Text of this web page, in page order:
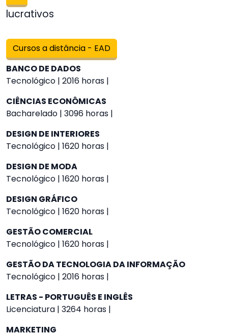
lucrativos
Cursos a distância - EAD
BANCO DE DADOS
Tecnológico | 2016 horas |
CIÊNCIAS ECONÔMICAS
Bacharelado | 3096 horas |
DESIGN DE INTERIORES
Tecnológico | 1620 horas |
DESIGN DE MODA
Tecnológico | 1620 horas |
DESIGN GRÁFICO
Tecnológico | 1620 horas |
GESTÃO COMERCIAL
Tecnológico | 1620 horas |
GESTÃO DA TECNOLOGIA DA INFORMAÇÃO
Tecnológico | 2016 horas |
LETRAS - PORTUGUÊS E INGLÊS
Licenciatura | 3264 horas |
MARKETING